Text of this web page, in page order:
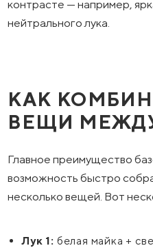
контрасте — например,
нейтрального лука.
КАК
ВЕЩИ
Главное преимущество
возможность быстро
несколько вещей. Вот
Лук 1: белая майка +